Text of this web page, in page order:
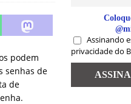
NOTÍCIAS
podem
senhas de
de
Assinando
privacidade do